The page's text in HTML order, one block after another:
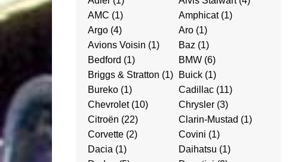
Tyrrell Like
Camping Car
Van
Cinéma
Coffre à Jouets
Science Fiction
Spéciales
Utilitaires
Georges Barris
Gilles Poncin
Stéphane Valery
Pierre Tissier
Mike’s Garage
Constructeurs Indépendants
AMC (1) Amphicat(1)
Argo (4) Aro(1)
Avions Voisin (1) Baz (1)
Bedford (1) BMW(6)
Briggs & Stratton (1) Buick(1)
Bureko (1) Cadillac(11)
Chevrolet(10) Chrysler(3)
Citroën (22) Clarin-Mustad (1)
Corvette (2) Covini (1)
Dacia (1) Daihatsu (1)